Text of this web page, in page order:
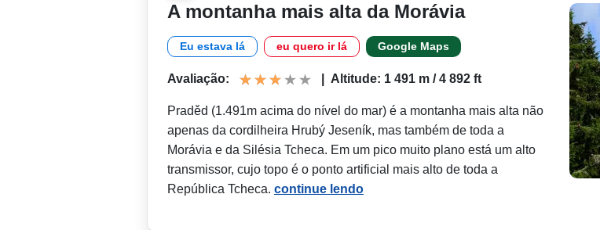
A montanha mais alta da Morávia
Eu estava lá eu quero ir lá Google Maps
Avaliação: Altitude: 1 491 m / 4 892 ft
Praděd (1.491m acima do nível do mar) é a montanha mais alta não
apenas da cordilheira Hrubý Jeseník, mas também de toda a
Morávia e da Silésia Tcheca. Em um pico muito plano está um alto
transmissor, cujo topo é o ponto artificial mais alto de toda a
República Tcheca. continue lendo